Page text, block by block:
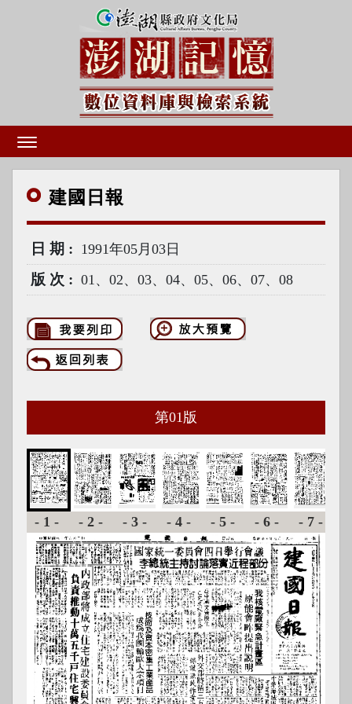
建國 日報
日期 1991年05月03日
版次 01、02、03、04、05、06、07、08
第01 版
-1- -2- -3- -4- -5- -6- -7-